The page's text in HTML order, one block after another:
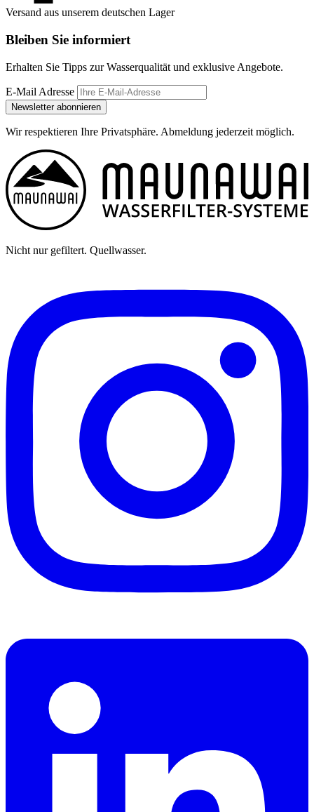
Versand aus unserem deutschen Lager
Bleiben Sie informiert
Erhalten Sie Tipps zur Wasserqualität und exklusive Angebote.
E-Mail Adresse
Newsletter abonnieren
Wir respektieren Ihre Privatsphäre. Abmeldung jederzeit möglich.
Nicht nur gefiltert. Quellwasser.